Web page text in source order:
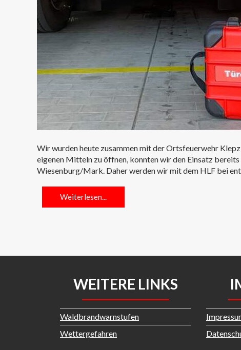
Wir wurden heute zusammen mit der Ortsfeuerwehr
eigenen Mitteln zu öffnen, konnten wir den Einsatz
Wiesenburg/Mark. Daher werden wir mit dem HLF bei
Weiterlesen...
WEITERE LINKS
Waldbrandwarnstufen
Wettergefahren